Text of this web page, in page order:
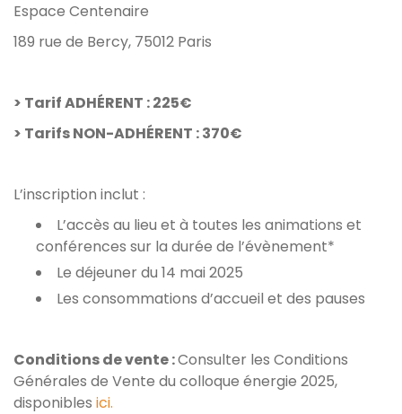
Espace Centenaire
189 rue de Bercy, 75012 Paris
> Tarif ADHÉRENT : 225€
> Tarifs NON-ADHÉRENT : 370€
L’inscription inclut :
L’accès au lieu et à toutes les animations et
conférences sur la durée de l’évènement*
Le déjeuner du 14 mai 2025
Les consommations d’accueil et des pauses
Conditions de vente :Consulter les Conditions
Générales de Vente du colloque énergie 2025,
disponibles ici.